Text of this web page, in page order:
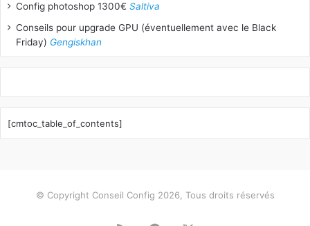
Config photoshop 1300€ Saltiva
Conseils pour upgrade GPU (éventuellement avec le Black
Friday) Gengiskhan
[cmtoc_table_of_contents]
© Copyright Conseil Config 2026, Tous droits réservés